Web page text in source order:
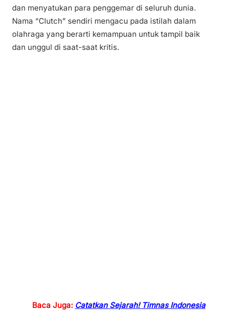
dan menyatukan para penggemar di seluruh dunia.
Nama “Clutch” sendiri mengacu pada istilah dalam
olahraga yang berarti kemampuan untuk tampil baik
dan unggul di saat-saat kritis.
Baca Juga: Catatkan Sejarah! Timnas Indonesia